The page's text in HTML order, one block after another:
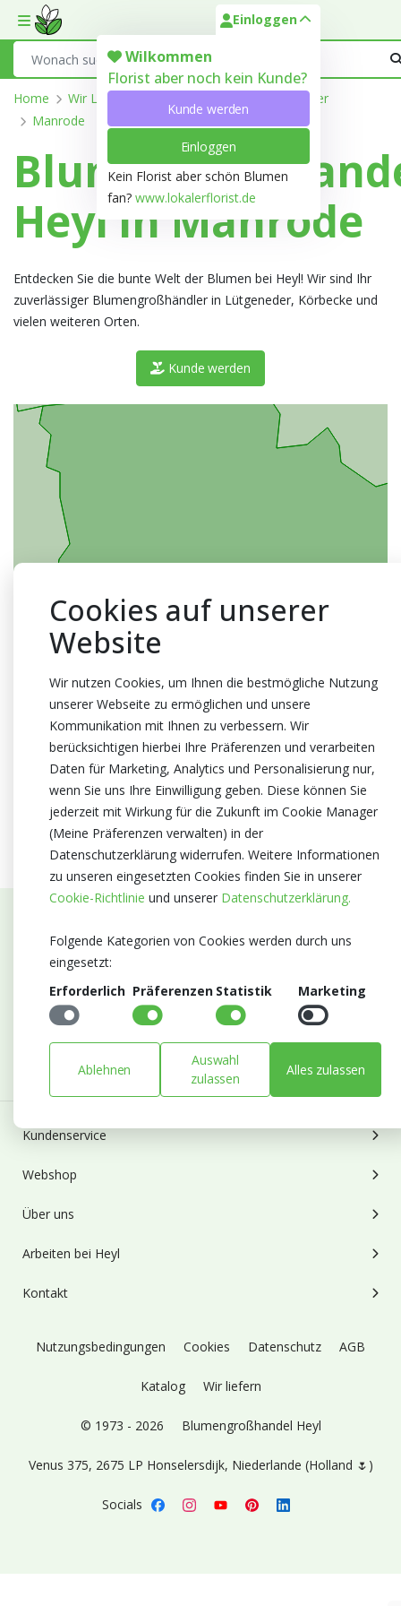
Toggle mobile menu
Einloggen
Wilkommen
Florist aber noch kein Kunde?
Kunde werden
Einloggen
Kein Florist aber schön Blumen
fan? www.lokalerflorist.de
Home Wir Liefern
Höxter
Manrode
Heyl in Manrode
Entdecken Sie die bunte Welt der Blumen bei Heyl! Wir sind Ihr
zuverlässiger Blumengroßhändler in Lütgeneder, Körbecke und
vielen weiteren Orten.
Kunde werden
Abonnieren Sie unseren Newsletter
Bleiben Sie auf dem Laufenden mit Neuigkeiten und
Entwicklungen von Blumengroßhandel Heyl
Kundenservice
Webshop
Über uns
Arbeiten bei Heyl
Kontakt
Nutzungsbedingungen Cookies Datenschutz AGB
Katalog Wir liefern
© 1973 - 2026 Blumengroßhandel Heyl
Venus 375, 2675 LP Honselersdijk, Niederlande (Holland 🌷)
Socials
Cookies auf unserer
Website
Wir nutzen Cookies, um Ihnen die bestmögliche Nutzung
unserer Webseite zu ermöglichen und unsere
Kommunikation mit Ihnen zu verbessern. Wir
berücksichtigen hierbei Ihre Präferenzen und verarbeiten
Daten für Marketing, Analytics und Personalisierung nur,
wenn Sie uns Ihre Einwilligung geben. Diese können Sie
jederzeit mit Wirkung für die Zukunft im Cookie Manager
(Meine Präferenzen verwalten) in der
Datenschutzerklärung widerrufen. Weitere Informationen
zu unseren eingesetzten Cookies finden Sie in unserer
Cookie-Richtlinie und unserer Datenschutzerklärung.
Folgende Kategorien von Cookies werden durch uns
eingesetzt:
Erforderlich Präferenzen Statistik Marketing
Ablehnen
Auswahl
zulassen
Alles zulassen